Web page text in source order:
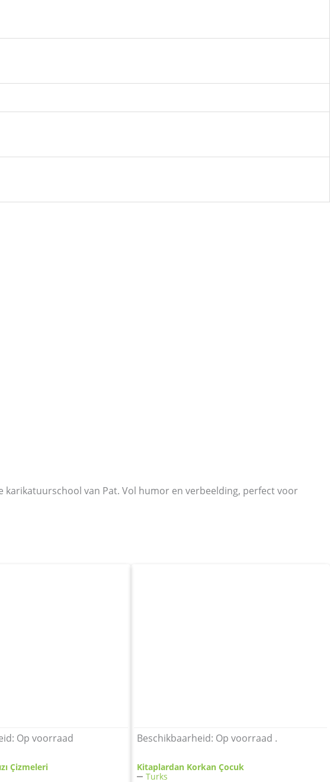
karikatuurschool van Pat. Vol humor en verbeelding, perfect voor
Op voorraad
Çizmeleri
Beschikbaarheid: Op voorraad .
Kitaplardan Korkan Çocuk
Turks